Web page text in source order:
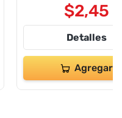
$2,45
Detalles
Agregar